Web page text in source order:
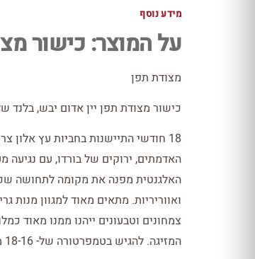
מידע נוסף
על המוצר: כישור
מצודת תפן
כישור מצודת תפן יין אדום יבש, בלנד
18 חודשי התיישנות בחביות עץ
האדמתים, ירוקים של בורדו, עם
האלגנטית מפנה את מקומה לתחושה
ואווריריות. מתאים מאוד למגוון מנות
צמחונים וטבעונים ייהנו ממנו מאוד
המזיגה. להגיש בטמפרטורה של- 18-16 מעלות.